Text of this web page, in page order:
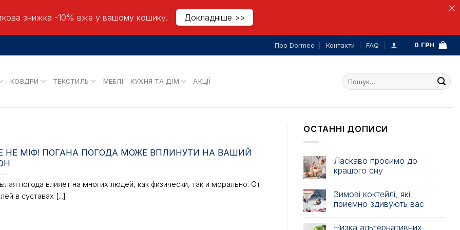
знижка -10% вже у вашому кошику. Докладніше >>
Про Dormeo Контакти FAQ 0 ГРН
КОВДРИ ТЕКСТИЛЬ МЕБЛІ КУХНЯ ТА ДІМ АКЦІЇ
Шукати:
НЕ МІФ! ПОГАНА ПОГОДА МОЖЕ ВПЛИНУТИ НА ВАШИЙ
погода влияет на многих людей, как физически, так и морально. От
в суставах [...]
ОСТАННІ ДОПИСИ
Ласкаво просимо до
кращого сну
Зимові коктейлі, які
приємно здивують вас
Низка альтернативних